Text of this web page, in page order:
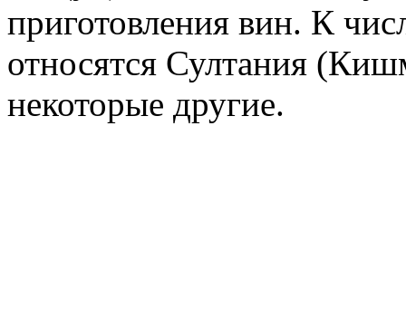
приготовления вин. К
относятся Султания
некоторые другие.